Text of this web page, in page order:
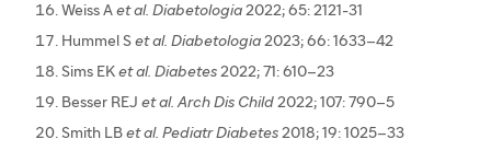
Weiss A et al. Diabetologia 2022; 65: 2121-31
Hummel S et al. Diabetologia 2023; 66: 1633–42
Sims EK et al. Diabetes 2022; 71: 610–23
Besser REJ et al. Arch Dis Child 2022; 107: 790–5
Smith LB et al. Pediatr Diabetes 2018; 19: 1025–33